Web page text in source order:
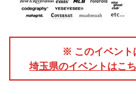
※ このイベント
埼玉県のイベントはこ